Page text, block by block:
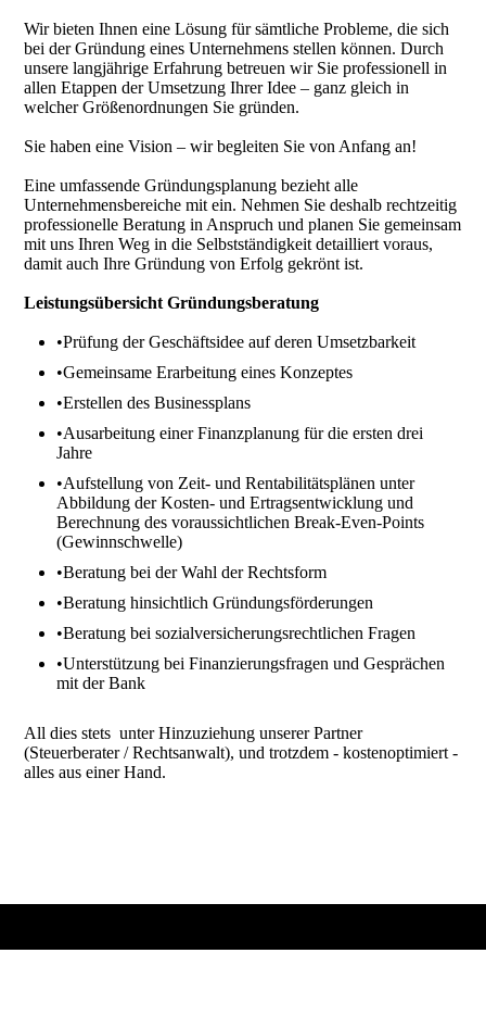
Wir bieten Ihnen eine Lösung für sämtliche Probleme, die sich
bei der Gründung eines Unternehmens stellen können. Durch
unsere langjährige Erfahrung betreuen wir Sie professionell in
allen Etappen der Umsetzung Ihrer Idee – ganz gleich in
welcher Größenordnungen Sie gründen.
Sie haben eine Vision – wir begleiten Sie von Anfang an!
Eine umfassende Gründungsplanung bezieht alle
Unternehmensbereiche mit ein. Nehmen Sie deshalb rechtzeitig
professionelle Beratung in Anspruch und planen Sie gemeinsam
mit uns Ihren Weg in die Selbstständigkeit detailliert voraus,
damit auch Ihre Gründung von Erfolg gekrönt ist.
Leistungsübersicht Gründungsberatung
•Prüfung der Geschäftsidee auf deren Umsetzbarkeit
•Gemeinsame Erarbeitung eines Konzeptes
•Erstellen des Businessplans
•Ausarbeitung einer Finanzplanung für die ersten drei
Jahre
•Aufstellung von Zeit- und Rentabilitätsplänen unter
Abbildung der Kosten- und Ertragsentwicklung und
Berechnung des voraussichtlichen Break-Even-Points
(Gewinnschwelle)
•Beratung bei der Wahl der Rechtsform
•Beratung hinsichtlich Gründungsförderungen
•Beratung bei sozialversicherungsrechtlichen Fragen
•Unterstützung bei Finanzierungsfragen und Gesprächen
mit der Bank
All dies stets unter Hinzuziehung unserer Partner
(Steuerberater / Rechtsanwalt), und trotzdem - kostenoptimiert -
alles aus einer Hand.